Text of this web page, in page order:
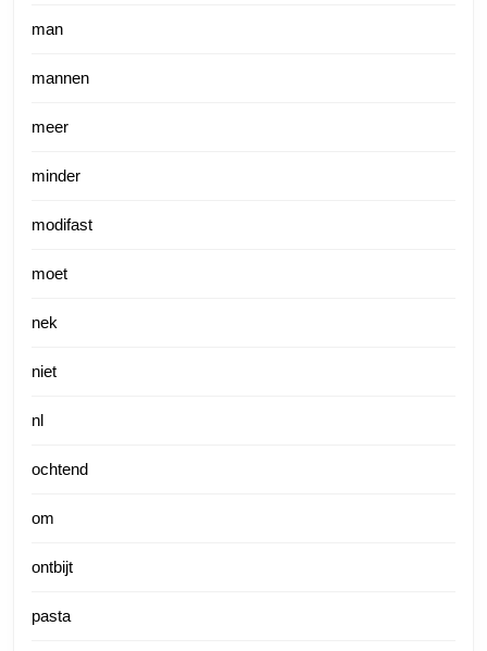
man
mannen
meer
minder
modifast
moet
nek
niet
nl
ochtend
om
ontbijt
pasta